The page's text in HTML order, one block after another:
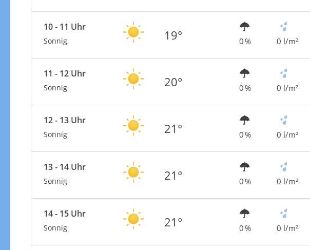
10 - 11 Uhr
Sonnig 19° 0 % 0 l/m²
11 - 12 Uhr
Sonnig 20° 0 % 0 l/m²
12 - 13 Uhr
Sonnig 21° 0 % 0 l/m²
13 - 14 Uhr
Sonnig 21° 0 % 0 l/m²
14 - 15 Uhr
Sonnig 21° 0 % 0 l/m²